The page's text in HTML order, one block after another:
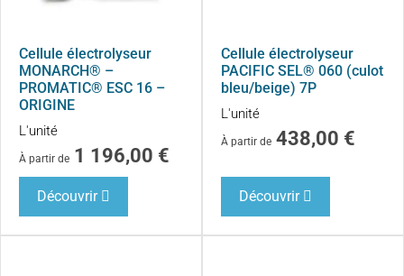
Cellule électrolyseur
MONARCH® –
PROMATIC® ESC 16 –
ORIGINE
L'unité
À partir de 1 196,00 €
Découvrir
Cellule électrolyseur
PACIFIC SEL® 060 (culot
bleu/beige) 7P
L'unité
À partir de 438,00 €
Découvrir